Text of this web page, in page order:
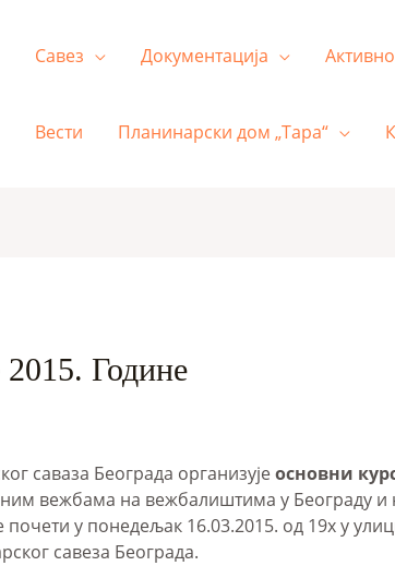
Савез Документација
Вести Планинарски дом „Тара“
Године
саваза Београда организујеосновни
вежбама на вежбалиштима у Београду и
у понедељак 16.03.2015. од 19х у
савеза Београда.